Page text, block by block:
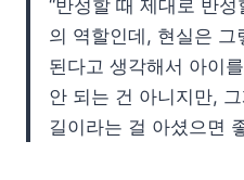
“반성할 때 제대로 반
의 역할인데, 현실은
된다고 생각해서 아이
안 되는 건 아니지만,
길이라는 걸 아셨으면